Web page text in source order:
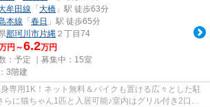
牟田線 「 大橋 」駅 徒歩63分
本線 「 春日 」駅 徒歩65分
那珂川市片縄 ２丁目74
円～6.2万円
：予定 ｜募集中： 15室
3階建
専用1K！ネット無料＆バイクも置ける広々とした駐
らに猫ちゃん1匹と入居可能♪室内はグリル付き2口コ